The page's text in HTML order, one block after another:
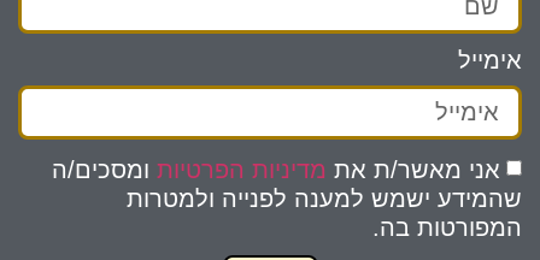
אימייל
אני מאשר/ת את מדיניות הפרטיות ומסכים/ה
שהמידע ישמש למענה לפנייה ולמטרות
המפורטות בה.